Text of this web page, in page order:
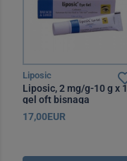
Liposic
Liposic, 2 mg/g-10 g x 1
gel oft bisnaga
17,00EUR